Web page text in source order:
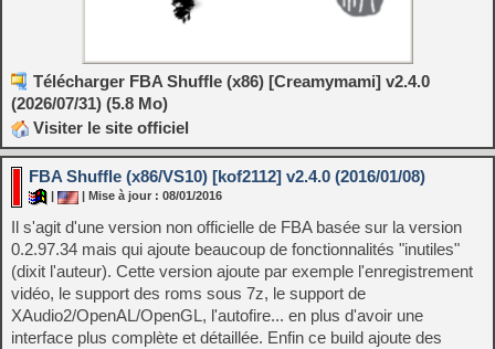
Télécharger FBA Shuffle (x86) [Creamymami] v2.4.0
(2026/07/31) (5.8 Mo)
Visiter le site officiel
FBA Shuffle (x86/VS10) [kof2112] v2.4.0 (2016/01/08)
| Mise à jour : 08/01/2016
Il s'agit d'une version non officielle de FBA basée sur la version
0.2.97.34 mais qui ajoute beaucoup de fonctionnalités "inutiles"
(dixit l'auteur). Cette version ajoute par exemple l'enregistrement
vidéo, le support des roms sous 7z, le support de
XAudio2/OpenAL/OpenGL, l'autofire... en plus d'avoir une
interface plus complète et détaillée. Enfin ce build ajoute des